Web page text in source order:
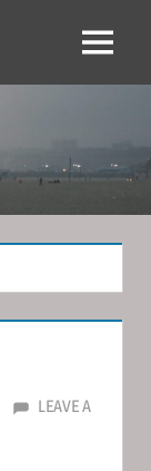
Menu
LEAVE A